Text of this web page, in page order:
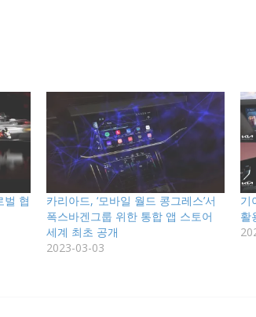
벌 협
카리아드, ‘모바일 월드 콩그레스’서
폭스바겐그룹 위한 통합 앱 스토어
세계 최초 공개
2023-03-03
기
활